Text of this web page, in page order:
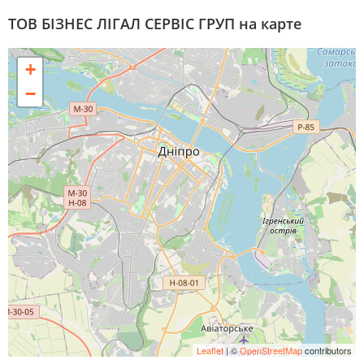
ТОВ БІЗНЕС ЛІГАЛ СЕРВІС ГРУП на карте
+
−
Leaflet| ©OpenStreetMapcontributors